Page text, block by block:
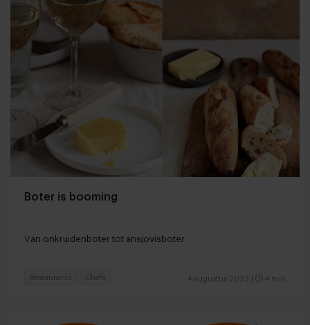
Boter is booming
Van onkruidenboter tot ansjovisboter
4 augustus 2023 4 min
Restaurants Chefs